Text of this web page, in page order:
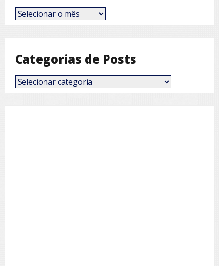
Posts
por
Categorias de Posts
Categorias
de